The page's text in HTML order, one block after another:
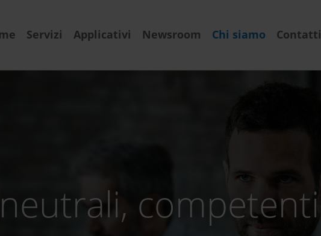
Servizi Applicativi Newsroom Chi siamo Contatti
competenti